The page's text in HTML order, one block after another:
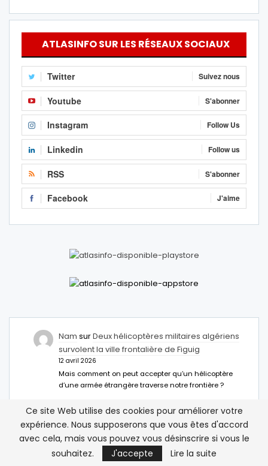
ATLASINFO SUR LES RÉSEAUX SOCIAUX
Twitter Suivez nous
Youtube S'abonner
Instagram Follow Us
Linkedin Follow us
RSS S'abonner
Facebook J'aime
Nam surDeux hélicoptères militaires algériens
survolent la ville frontalière de Figuig
12 avril 2026
Mais comment on peut accepter qu’un hélicoptère
d’une armée étrangère traverse notre frontière ?
Abdelhamid MsurDeux hélicoptères militaires
algériens survolent la ville frontalière de Figuig
Il faut installer des anti missiles à Figuig c
inacceptable
Ce site Web utilise des cookies pour améliorer votre
expérience. Nous supposerons que vous êtes d'accord
avec cela, mais vous pouvez vous désinscrire si vous le
souhaitez.
J'accepte Lire la suite